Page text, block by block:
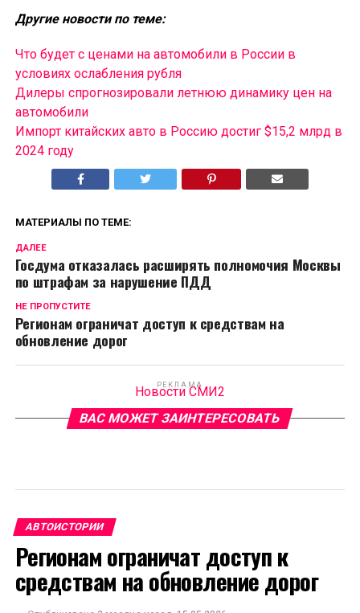
Другие новости по теме:
Что будет с ценами на автомобили в России в
условиях ослабления рубля
Дилеры спрогнозировали летнюю динамику цен на
автомобили
Импорт китайских авто в Россию достиг $15,2 млрд в
2024 году
МАТЕРИАЛЫ ПО ТЕМЕ:
ДАЛЕЕ
Госдума отказалась расширять полномочия Москвы
по штрафам за нарушение ПДД
НЕ ПРОПУСТИТЕ
Регионам ограничат доступ к средствам на
обновление дорог
РЕКЛАМА
Новости СМИ2
ВАС МОЖЕТ ЗАИНТЕРЕСОВАТЬ
АВТОИСТОРИИ
Регионам ограничат доступ к
средствам на обновление дорог